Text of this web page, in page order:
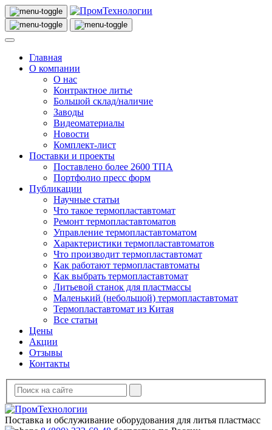
Главная
О компании
О нас
Контрактное литье
Большой склад/наличие
Заводы
Видеоматериалы
Новости
Комплект-лист
Поставки и проекты
Поставлено более 2600 ТПА
Портфолио пресс форм
Публикации
Научные статьи
Что такое термопластавтомат
Ремонт термопластавтоматов
Управление термопластавтоматом
Характеристики термопластавтоматов
Что производит термопластавтомат
Как работают термопластавтоматы
Как выбрать термопластавтомат
Литьевой станок для пластмассы
Маленький (небольшой) термопластавтомат
Термопластавтомат из Китая
Все статьи
Цены
Акции
Отзывы
Контакты
Поставка и обслуживание оборудования для литья пластмасс